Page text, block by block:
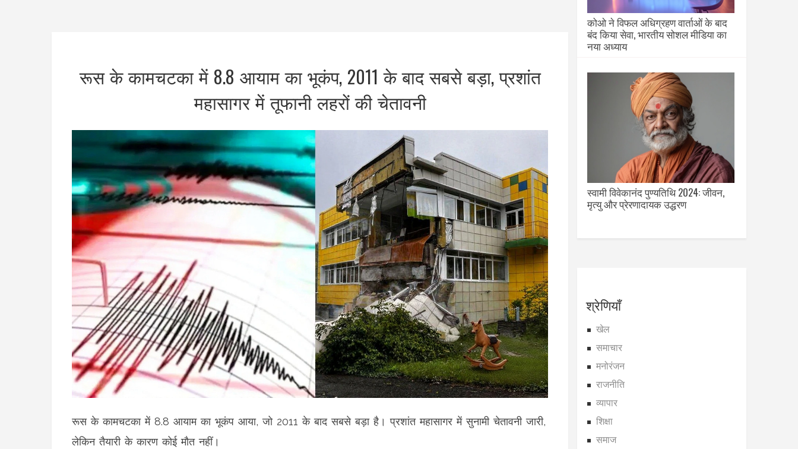
रूस के कामचटका में 8.8 आयाम का भूकंप, 2011 के बाद सबसे बड़ा, प्रशांत
महासागर में तूफानी लहरों की चेतावनी
रूस के कामचटका में 8.8 आयाम का भूकंप आया, जो 2011 के बाद सबसे बड़ा है। प्रशांत महासागर में सुनामी चेतावनी जारी,
लेकिन तैयारी के कारण कोई मौत नहीं।
कोओ ने विफल अधिग्रहण वार्ताओं के बाद
बंद किया सेवा, भारतीय सोशल मीडिया का
नया अध्याय
स्वामी विवेकानंद पुण्यतिथि 2024: जीवन,
मृत्यु और प्रेरणादायक उद्धरण
श्रेणियाँ
खेल
समाचार
मनोरंजन
राजनीति
व्यापार
शिक्षा
समाज